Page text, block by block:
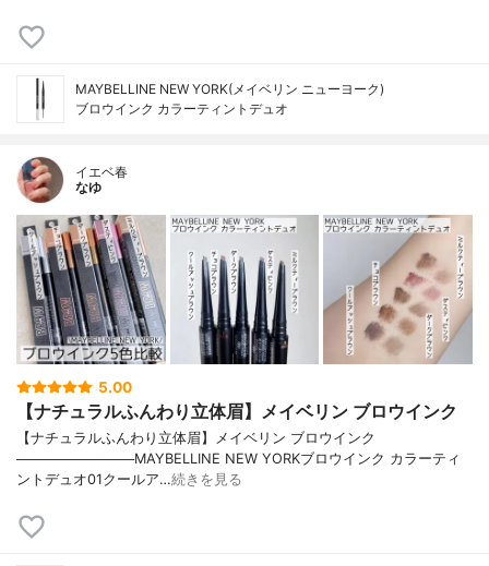
MAYBELLINE NEW YORK(メイベリン ニューヨーク)
ブロウインク カラーティントデュオ
イエベ春
なゆ
5.00
【ナチュラルふんわり立体眉】メイベリン ブロウインク
【ナチュラルふんわり立体眉】メイベリン ブロウインク
────────────MAYBELLINE NEW YORKブロウインク カラーティ
ントデュオ01クールア…続きを見る